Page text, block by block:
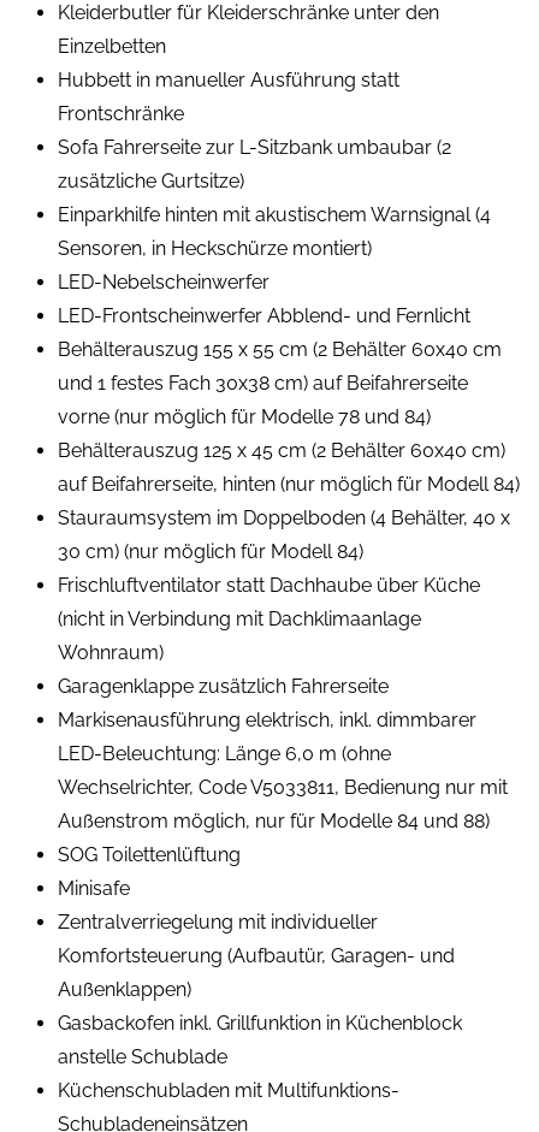
Kleiderbutler für Kleiderschränke unter den
Einzelbetten
Hubbett in manueller Ausführung statt
Frontschränke
Sofa Fahrerseite zur L-Sitzbank umbaubar (2
zusätzliche Gurtsitze)
Einparkhilfe hinten mit akustischem Warnsignal (4
Sensoren, in Heckschürze montiert)
LED-Nebelscheinwerfer
LED-Frontscheinwerfer Abblend- und Fernlicht
Behälterauszug 155 x 55 cm (2 Behälter 60x40 cm
und 1 festes Fach 30x38 cm) auf Beifahrerseite
vorne (nur möglich für Modelle 78 und 84)
Behälterauszug 125 x 45 cm (2 Behälter 60x40 cm)
auf Beifahrerseite, hinten (nur möglich für Modell 84)
Stauraumsystem im Doppelboden (4 Behälter, 40 x
30 cm) (nur möglich für Modell 84)
Frischluftventilator statt Dachhaube über Küche
(nicht in Verbindung mit Dachklimaanlage
Wohnraum)
Garagenklappe zusätzlich Fahrerseite
Markisenausführung elektrisch, inkl. dimmbarer
LED-Beleuchtung: Länge 6,0 m (ohne
Wechselrichter, Code V5033811, Bedienung nur mit
Außenstrom möglich, nur für Modelle 84 und 88)
SOG Toilettenlüftung
Minisafe
Zentralverriegelung mit individueller
Komfortsteuerung (Aufbautür, Garagen- und
Außenklappen)
Gasbackofen inkl. Grillfunktion in Küchenblock
anstelle Schublade
Küchenschubladen mit Multifunktions-
Schubladeneinsätzen